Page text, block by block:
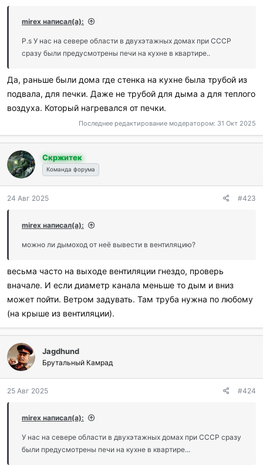
mirex написал(а):
P.s У нас на севере области в двухэтажных домах при СССР
сразу были предусмотрены печи на кухне в квартире..
Да, раньше были дома где стенка на кухне была трубой из
подвала, для печки. Даже не трубой для дыма а для теплого
воздуха. Который нагревался от печки.
Последнее редактирование модератором: 31 Окт 2025
Скржитек
Команда форума
24 Авг 2025 #423
mirex написал(а):
можно ли дымоход от неё вывести в вентиляцию?
весьма часто на выходе вентиляции гнездо, проверь
вначале. И если диаметр канала меньше то дым и вниз
может пойти. Ветром задувать. Там труба нужна по любому
(на крыше из вентиляции).
Jagdhund
Брутальный Камрад
25 Авг 2025 #424
mirex написал(а):
У нас на севере области в двухэтажных домах при СССР сразу
были предусмотрены печи на кухне в квартире...